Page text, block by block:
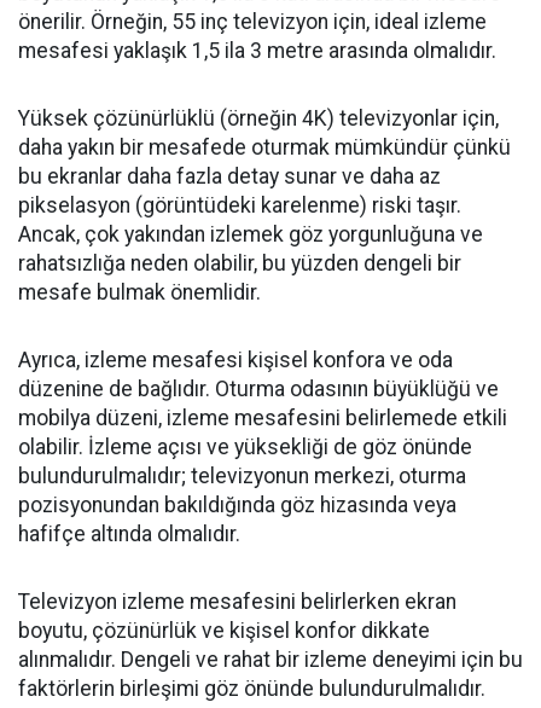
önerilir. Örneğin, 55 inç televizyon için, ideal izleme
mesafesi yaklaşık 1,5 ila 3 metre arasında olmalıdır.
Yüksek çözünürlüklü (örneğin 4K) televizyonlar için,
daha yakın bir mesafede oturmak mümkündür çünkü
bu ekranlar daha fazla detay sunar ve daha az
pikselasyon (görüntüdeki karelenme) riski taşır.
Ancak, çok yakından izlemek göz yorgunluğuna ve
rahatsızlığa neden olabilir, bu yüzden dengeli bir
mesafe bulmak önemlidir.
Ayrıca, izleme mesafesi kişisel konfora ve oda
düzenine de bağlıdır. Oturma odasının büyüklüğü ve
mobilya düzeni, izleme mesafesini belirlemede etkili
olabilir. İzleme açısı ve yüksekliği de göz önünde
bulundurulmalıdır; televizyonun merkezi, oturma
pozisyonundan bakıldığında göz hizasında veya
hafifçe altında olmalıdır.
Televizyon izleme mesafesini belirlerken ekran
boyutu, çözünürlük ve kişisel konfor dikkate
alınmalıdır. Dengeli ve rahat bir izleme deneyimi için bu
faktörlerin birleşimi göz önünde bulundurulmalıdır.